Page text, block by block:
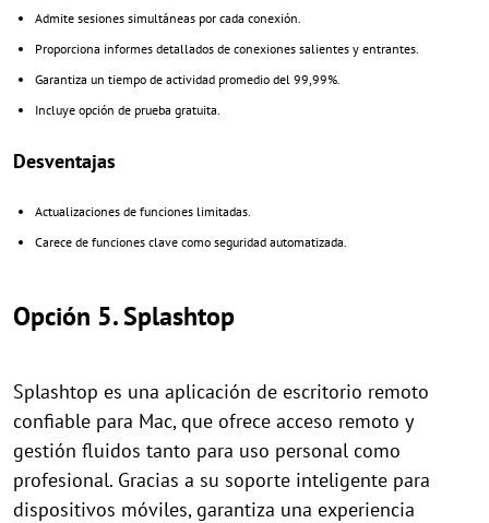
Admite sesiones simultáneas por cada conexión.
Proporciona informes detallados de conexiones salientes y entrantes.
Garantiza un tiempo de actividad promedio del 99,99%.
Incluye opción de prueba gratuita.
Desventajas
Actualizaciones de funciones limitadas.
Carece de funciones clave como seguridad automatizada.
Opción 5. Splashtop
Splashtop es una aplicación de escritorio remoto
confiable para Mac, que ofrece acceso remoto y
gestión fluidos tanto para uso personal como
profesional. Gracias a su soporte inteligente para
dispositivos móviles, garantiza una experiencia